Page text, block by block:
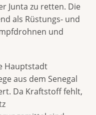
Junta zu retten. Die
als Rüstungs- und
und
Hauptstadt
aus dem Senegal
Da Kraftstoff fehlt,